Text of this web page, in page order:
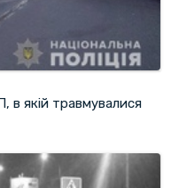
в якій травмувалися